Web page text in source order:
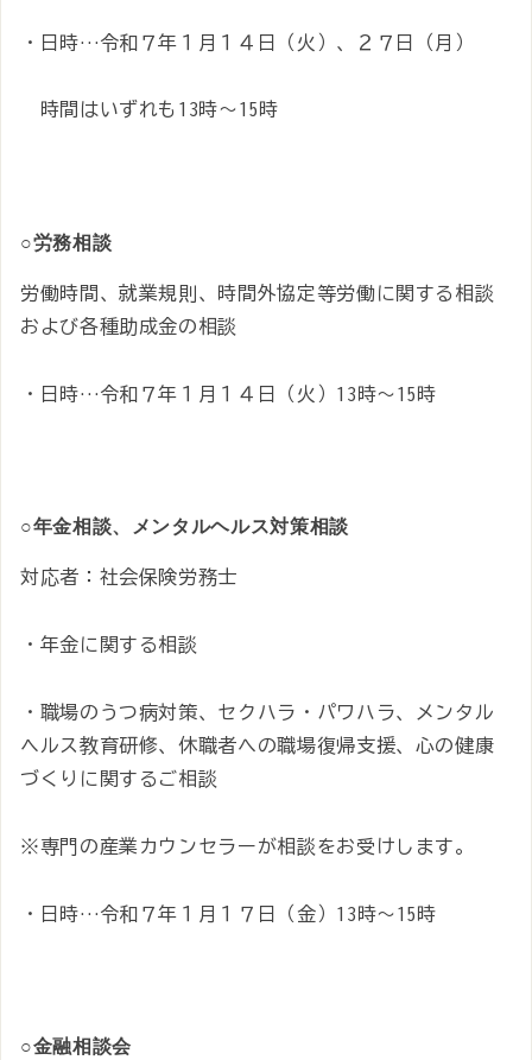
・日時…令和７年１月１４日（火）、２７日（月）
時間はいずれも13時～15時
○労務相談
労働時間、就業規則、時間外協定等労働に関する相談
および各種助成金の相談
・日時…令和７年１月１４日（火）13時～15時
○年金相談、メンタルヘルス対策相談
対応者：社会保険労務士
・年金に関する相談
・職場のうつ病対策、セクハラ・パワハラ、メンタル
ヘルス教育研修、休職者への職場復帰支援、心の健康
づくりに関するご相談
※専門の産業カウンセラーが相談をお受けします。
・日時…令和７年１月１７日（金）13時～15時
○金融相談会